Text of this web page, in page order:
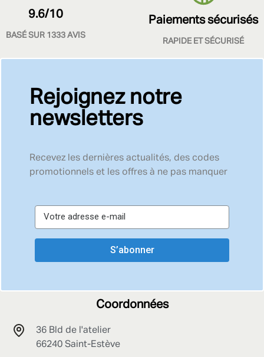
9.6/10
BASÉ SUR 1333 AVIS
Paiements sécurisés
RAPIDE ET SÉCURISÉ
Rejoignez notre
newsletters
Recevez les dernières actualités, des codes
promotionnels et les offres à ne pas manquer
S’abonner
Coordonnées
36 Bld de l'atelier
66240 Saint-Estève